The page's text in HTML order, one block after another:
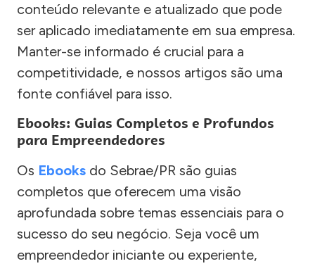
conteúdo relevante e atualizado que pode
ser aplicado imediatamente em sua empresa.
Manter-se informado é crucial para a
competitividade, e nossos artigos são uma
fonte confiável para isso.
Ebooks: Guias Completos e Profundos
para Empreendedores
Os Ebooks do Sebrae/PR são guias
completos que oferecem uma visão
aprofundada sobre temas essenciais para o
sucesso do seu negócio. Seja você um
empreendedor iniciante ou experiente,